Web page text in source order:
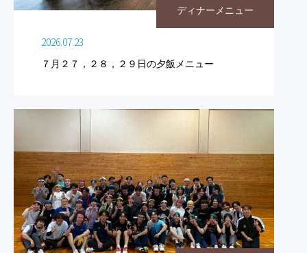
ディナーメニュー
2026.07.23
７月２７，２８，２９日の夕飯メニュー